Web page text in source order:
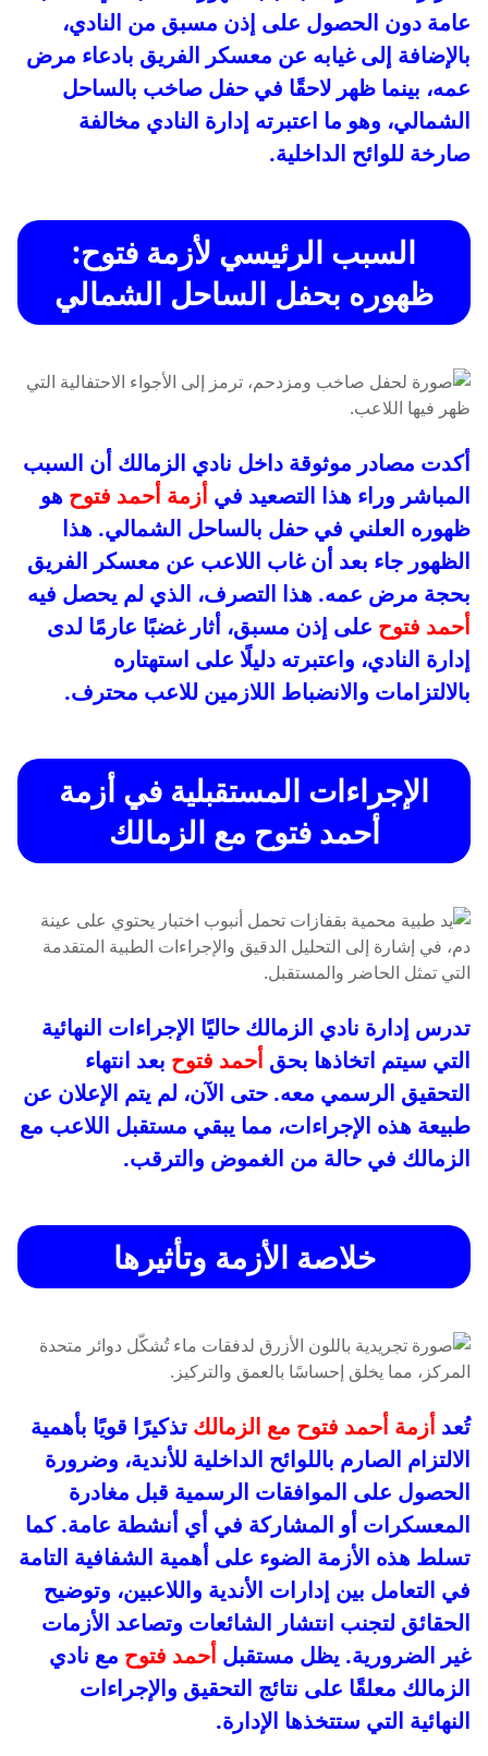
عامة دون الحصول على إذن مسبق من النادي،
بالإضافة إلى غيابه عن معسكر الفريق بادعاء مرض
عمه، بينما ظهر لاحقًا في حفل صاخب بالساحل
الشمالي، وهو ما اعتبرته إدارة النادي مخالفة
صارخة للوائح الداخلية.
السبب الرئيسي لأزمة فتوح:
ظهوره بحفل الساحل الشمالي
أكدت مصادر موثوقة داخل نادي الزمالك أن السبب
المباشر وراء هذا التصعيد في أزمة أحمد فتوح هو
ظهوره العلني في حفل بالساحل الشمالي. هذا
الظهور جاء بعد أن غاب اللاعب عن معسكر الفريق
بحجة مرض عمه. هذا التصرف، الذي لم يحصل فيه
أحمد فتوح على إذن مسبق، أثار غضبًا عارمًا لدى
إدارة النادي، واعتبرته دليلًا على استهتاره
بالالتزامات والانضباط اللازمين للاعب محترف.
الإجراءات المستقبلية في أزمة
أحمد فتوح مع الزمالك
تدرس إدارة نادي الزمالك حاليًا الإجراءات النهائية
التي سيتم اتخاذها بحق أحمد فتوح بعد انتهاء
التحقيق الرسمي معه. حتى الآن، لم يتم الإعلان عن
طبيعة هذه الإجراءات، مما يبقي مستقبل اللاعب مع
الزمالك في حالة من الغموض والترقب.
خلاصة الأزمة وتأثيرها
تُعد أزمة أحمد فتوح مع الزمالك تذكيرًا قويًا بأهمية
الالتزام الصارم باللوائح الداخلية للأندية، وضرورة
الحصول على الموافقات الرسمية قبل مغادرة
المعسكرات أو المشاركة في أي أنشطة عامة. كما
تسلط هذه الأزمة الضوء على أهمية الشفافية التامة
في التعامل بين إدارات الأندية واللاعبين، وتوضيح
الحقائق لتجنب انتشار الشائعات وتصاعد الأزمات
غير الضرورية. يظل مستقبل أحمد فتوح مع نادي
الزمالك معلقًا على نتائج التحقيق والإجراءات
النهائية التي ستتخذها الإدارة.